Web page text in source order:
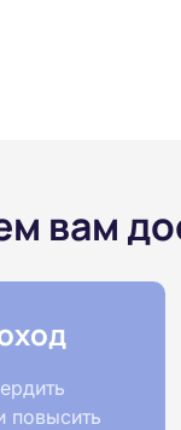
вам
повысить